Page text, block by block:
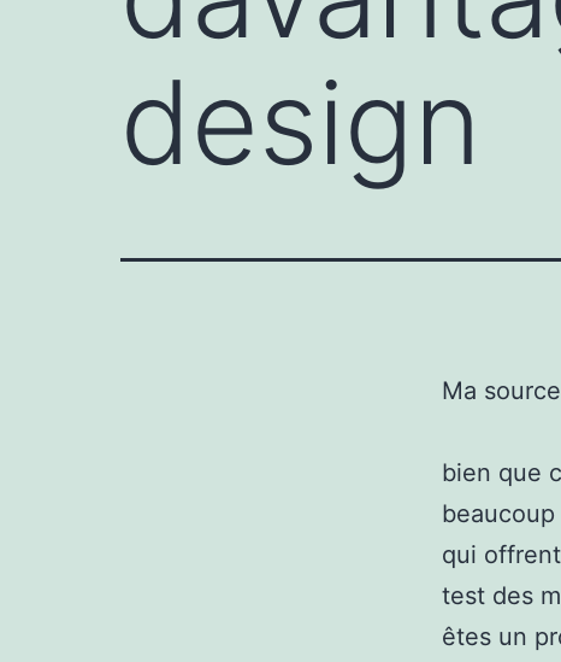
design
Ma
bien que
qui
test des
êtes un